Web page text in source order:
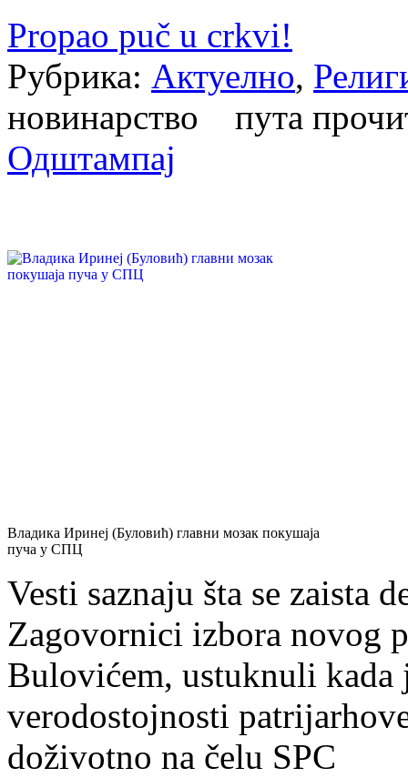
Propao puč u crkvi!
Рубрика: Актуелно,
новинарство пута
Одштампај
Владика Иринеј (Буловић) главни мозак покушаја
пуча у СПЦ
Vesti saznaju šta se zaista
Zagovornici izbora novog
Bulovićem, ustuknuli kada
verodostojnosti
doživotno na čelu SPC